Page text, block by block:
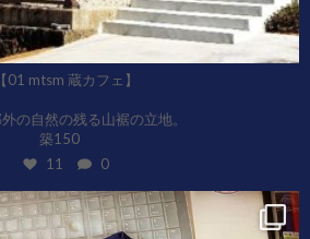
【01 mtsm 蔵カフェ】
の自然の残る山裾の立地。
築150
11 0